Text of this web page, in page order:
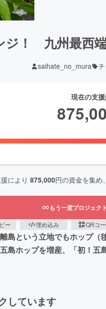
ジ！ 九州最西
saihate_no_mura
現在の支
により 875,000円の資金を集め、
もう一度プロジェク
ー 埋め込み QRコ
島という立地でもホップ
島ホップを増産、「初！
しています